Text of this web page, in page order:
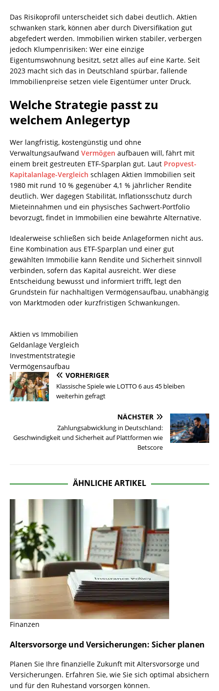
Das Risikoprofil unterscheidet sich dabei deutlich. Aktien
schwanken stark, können aber durch Diversifikation gut
abgefedert werden. Immobilien wirken stabiler, verbergen
jedoch Klumpenrisiken: Wer eine einzige
Eigentumswohnung besitzt, setzt alles auf eine Karte. Seit
2023 macht sich das in Deutschland spürbar, fallende
Immobilienpreise setzen viele Eigentümer unter Druck.
Welche Strategie passt zu
welchem Anlegertyp
Wer langfristig, kostengünstig und ohne
Verwaltungsaufwand Vermögen aufbauen will, fährt mit
einem breit gestreuten ETF-Sparplan gut. Laut Propvest-
Kapitalanlage-Vergleich schlagen Aktien Immobilien seit
1980 mit rund 10 % gegenüber 4,1 % jährlicher Rendite
deutlich. Wer dagegen Stabilität, Inflationsschutz durch
Mieteinnahmen und ein physisches Sachwert-Portfolio
bevorzugt, findet in Immobilien eine bewährte Alternative.
Idealerweise schließen sich beide Anlageformen nicht aus.
Eine Kombination aus ETF-Sparplan und einer gut
gewählten Immobilie kann Rendite und Sicherheit sinnvoll
verbinden, sofern das Kapital ausreicht. Wer diese
Entscheidung bewusst und informiert trifft, legt den
Grundstein für nachhaltigen Vermögensaufbau, unabhängig
von Marktmoden oder kurzfristigen Schwankungen.
Aktien vs Immobilien
Geldanlage Vergleich
Investmentstrategie
Vermögensaufbau
VORHERIGER
Klassische Spiele wie LOTTO 6 aus 45 bleiben
weiterhin gefragt
NÄCHSTER
Zahlungsabwicklung in Deutschland:
Geschwindigkeit und Sicherheit auf Plattformen wie
Betscore
ÄHNLICHE ARTIKEL
Finanzen
Altersvorsorge und Versicherungen: Sicher planen
Planen Sie Ihre finanzielle Zukunft mit Altersvorsorge und
Versicherungen. Erfahren Sie, wie Sie sich optimal absichern
und für den Ruhestand vorsorgen können.